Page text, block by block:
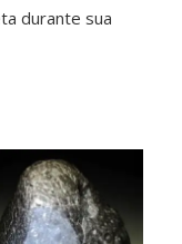
durante sua